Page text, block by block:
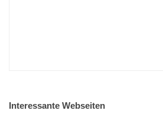
Interessante Webseiten